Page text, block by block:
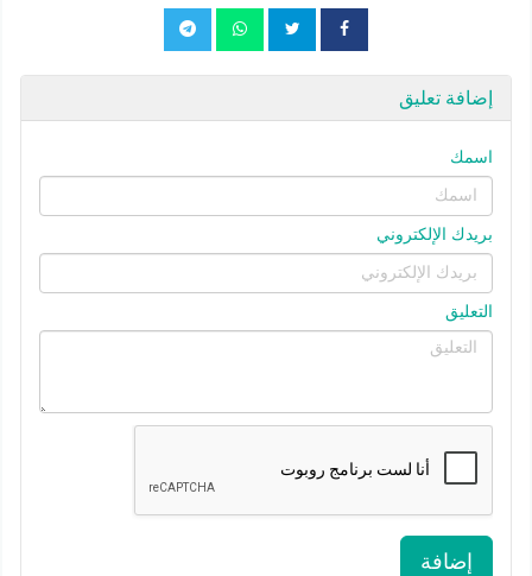
إضافة تعليق
اسمك
بريدك الإلكتروني
التعليق
إضافة